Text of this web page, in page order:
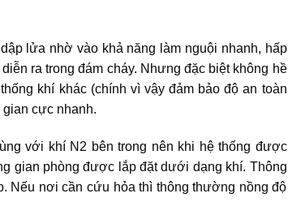
lửa nhờ vào khả năng làm nguội nhanh, hấp
ra trong đám cháy. Nhưng đặc biệt không hề
khí khác (chính vì vậy đảm bảo độ an toàn
cực nhanh.
với khí N2 bên trong nên khi hệ thống được
gian phòng được lắp đặt dưới dạng khí. Thông
Nếu nơi cần cứu hỏa thì thông thường nồng độ